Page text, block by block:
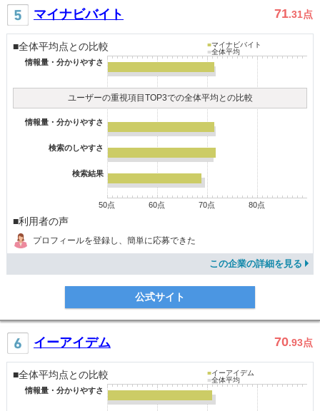
マイナビバイト 71.31点
■全体平均点との比較 ■マイナビバイト
■全体平均
情報量・分かりやすさ
ユーザーの重視項目TOP3での全体平均との比較
情報量・分かりやすさ
検索のしやすさ
検索結果
50点 60点 70点 80点
■利用者の声
プロフィールを登録し、簡単に応募できた
この企業の詳細を見る
公式サイト
イーアイデム 70.93点
■全体平均点との比較 ■イーアイデム
■全体平均
情報量・分かりやすさ